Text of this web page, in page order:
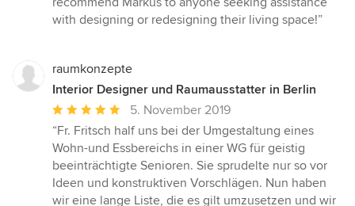
with designing or redesigning their living space!”
raumkonzepte
Interior Designer und Raumausstatter in Berlin
Durchschnittliche
Bewertung:
5
von
5
Sternen
5. November 2019
“Fr. Fritsch half uns bei der Umgestaltung eines
Wohn-und Essbereichs in einer WG für geistig
beeinträchtigte Senioren. Sie sprudelte nur so vor
Ideen und konstruktiven Vorschlägen. Nun haben
wir eine lange Liste, die es gilt umzusetzen und wir